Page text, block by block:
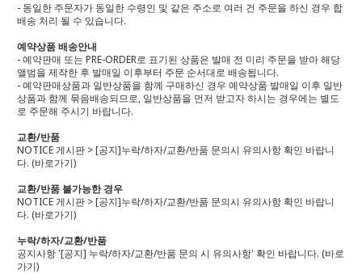
- 동일한 주문자가 동일한 수령인 및 같은 주소로 여러 건 주문을 하신 경우 합
배송 처리 될 수 있습니다.
예약상품 배송안내
- 예약판매 또는 PRE-ORDER로 표기된 상품은 발매 전 미리 주문을 받아 해당
앨범을 제작한 후 발매일 이후부터 주문 순서대로 배송됩니다.
- 예약판매상품과 일반상품을 함께 구매하신 경우 예약상품 발매일 이후 일반
상품과 함께 묶음배송되므로, 일반상품을 먼저 받고자 하시는 경우에는 별도
로 주문해 주시기 바랍니다.
교환/반품
NOTICE 게시판 > [공지]누락/하자/교환/반품 문의시 유의사항 확인 바랍니
다. (바로가기)
교환/반품 불가능한 경우
NOTICE 게시판 > [공지]누락/하자/교환/반품 문의시 유의사항 확인 바랍니
다. (바로가기)
누락/하자/교환/반품
공지사항 '[공지] 누락/하자/교환/반품 문의 시 유의사항' 확인 바랍니다. (바로
가기)